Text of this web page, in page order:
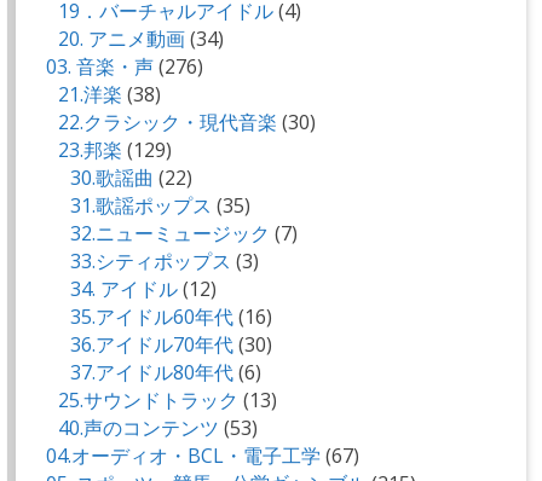
19．バーチャルアイドル(4)
20. アニメ動画(34)
03. 音楽・声(276)
21.洋楽 (38)
22.クラシック・現代音楽 (30)
23.邦楽 (129)
30.歌謡曲 (22)
31.歌謡ポップス (35)
32.ニューミュージック (7)
33.シティポップス (3)
34. アイドル(12)
35.アイドル60年代(16)
36.アイドル70年代(30)
37.アイドル80年代(6)
25.サウンドトラック (13)
40.声のコンテンツ (53)
04.オーディオ・BCL・電子工学 (67)